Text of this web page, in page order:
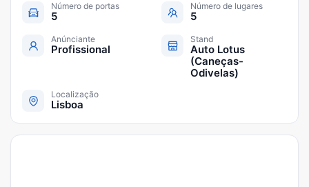
Número de portas
5
Número de lugares
5
Anúnciante
Profissional
Stand
Auto Lotus
(Caneças-
Odivelas)
Localização
Lisboa